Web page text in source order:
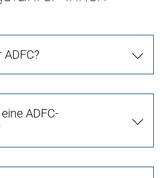
ADFC-